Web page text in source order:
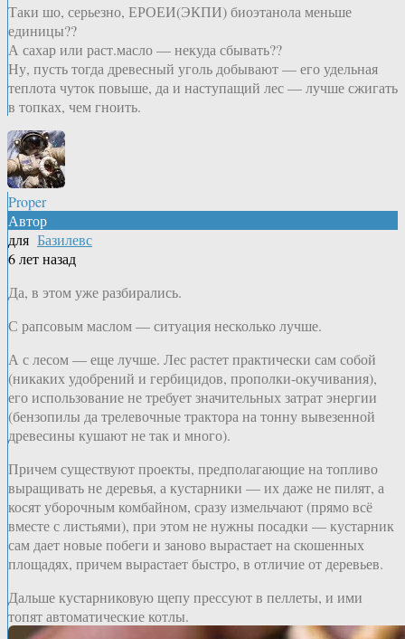
Таки шо, серьезно, ЕРОЕИ(ЭКПИ) биоэтанола меньше
единицы??
А сахар или раст.масло — некуда сбывать??
Ну, пусть тогда древесный уголь добывают — его удельная
теплота чуток повыше, да и наступащий лес — лучше сжигать
в топках, чем гноить.
Proper
Автор
для Базилевс
6 лет назад
Да, в этом уже разбирались.
С рапсовым маслом — ситуация несколько лучше.
А с лесом — еще лучше. Лес растет практически сам собой
(никаких удобрений и гербицидов, прополки-окучивания),
его использование не требует значительных затрат энергии
(бензопилы да трелевочные трактора на тонну вывезенной
древесины кушают не так и много).
Причем существуют проекты, предполагающие на топливо
выращивать не деревья, а кустарники — их даже не пилят, а
косят уборочным комбайном, сразу измельчают (прямо всё
вместе с листьями), при этом не нужны посадки — кустарник
сам дает новые побеги и заново вырастает на скошенных
площадях, причем вырастает быстро, в отличие от деревьев.
Дальше кустарниковую щепу прессуют в пеллеты, и ими
топят автоматические котлы.